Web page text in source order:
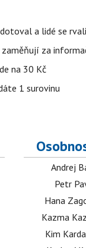
a lidé se
zaměňují za
na 30 Kč
1 surovinu
Andrej
Petr
Hana
Kazma
Kim